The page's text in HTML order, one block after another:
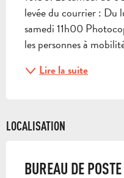
levée du courrier : Du
samedi 11h00
les personnes à
Lire la suite
LOCALISATION
BUREAU DE POSTE